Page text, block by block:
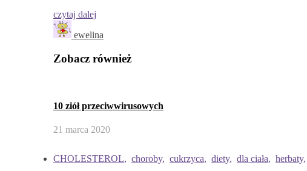
czytaj dalej
ewelina
Zobacz również
10 ziół przeciwwirusowych
21 marca 2020
CHOLESTEROL, choroby, cukrzyca, diety, dla ciała, herbaty,